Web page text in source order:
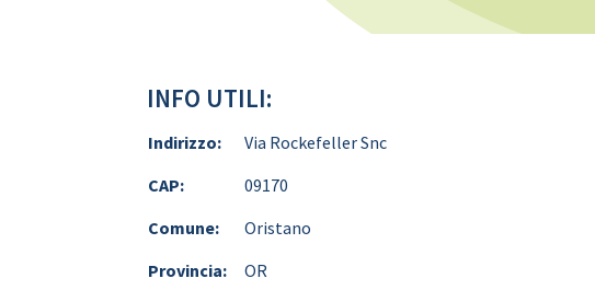
INFO UTILI:
Indirizzo:
Via Rockefeller Snc
CAP:
09170
Comune:
Oristano
Provincia:
OR